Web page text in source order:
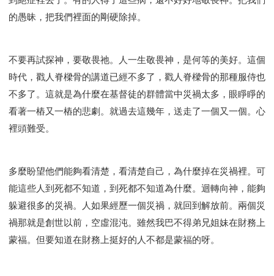
研習會01 - 如何讀聖經
研習會01 - 得著命定成為祝福
研習會02 - 得著命定成為祝福
的愚昧，把我們裡面的剛硬除掉。
不要再試探神，要敬畏祂。人一生敬畏神，是何等的美好。這個
時代，戳人脊樑骨的講道已經不多了，戳人脊樑骨的那種服侍也
不多了。這就是為什麼在基督徒的群體當中災禍太多，眼睜睜的
看著一樁又一樁的悲劇。就過去這幾年，送走了一個又一個。心
裡頭難受。
多麼盼望他們能夠看清楚，看清楚自己，為什麼掉在災禍裡。可
能這些人到死都不知道，到死都不知道為什麼。迴轉向神，能夠
躲避很多的災禍。人如果經歷一個災禍，就回到解放前。兩個災
禍那就是創世以前，空虛混沌。雖然我巴不得弟兄姐妹在財務上
蒙福。但要知道在財務上挺好的人不都是蒙福的呀。